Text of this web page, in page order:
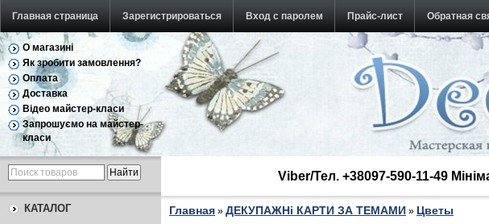
Главная страница Зарегистрироваться Вход с паролем Прайс-лист Обратная
О магазині
Як зробити замовлення?
Оплата
Доставка
Відео майстер-класи
Запрошуємо на майстер-
класи
КАТАЛОГ
Viber/Тел. +38097-590-11-49
Главная » ДЕКУПАЖНі КАРТИ ЗА ТЕМАМИ » Цветы